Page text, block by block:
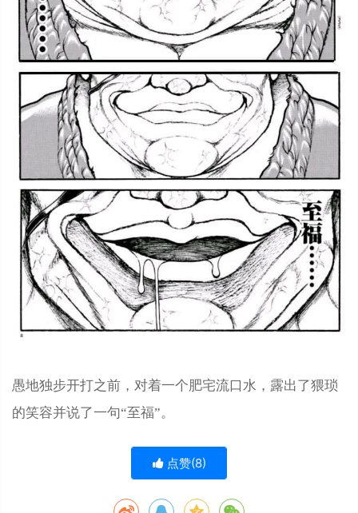
愚地独步开打之前，对着一个肥宅流口水，露出了猥琐
的笑容并说了一句“至福”。
点赞(8)